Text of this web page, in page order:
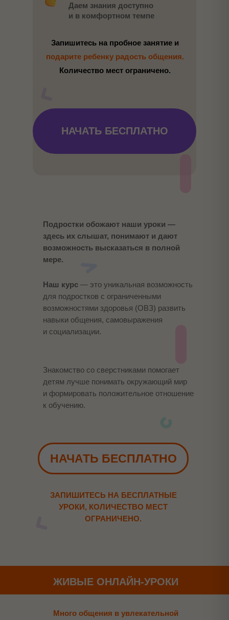
Запишитесь на пробное занятие и
подарите ребенку радость общения.
Количество мест ограничено.
Даем знания доступно
и в комфортном темпе
НАЧАТЬ БЕСПЛАТНО
Наш курс — это уникальная возможность
для подростков с ограниченными
возможностями здоровья (ОВЗ) развить
навыки общения, самовыражения
и социализации.
Знакомство со сверстниками помогает
детям лучше понимать окружающий мир
и формировать положительное отношение
к обучению.
ЗАПИШИТЕСЬ НА БЕСПЛАТНЫЕ
УРОКИ, КОЛИЧЕСТВО МЕСТ
ОГРАНИЧЕНО.
Подростки обожают наши уроки —
здесь их слышат, понимают и дают
возможность высказаться в полной
мере.
НАЧАТЬ БЕСПЛАТНО
Много общения в увлекательной
ЖИВЫЕ ОНЛАЙН-УРОКИ